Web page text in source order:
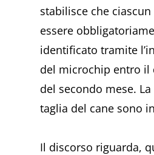
stabilisce che ciascun
essere
identificato tramite
del microchip entro il
del secondo mese. La
taglia del cane sono
Il discorso riguarda,